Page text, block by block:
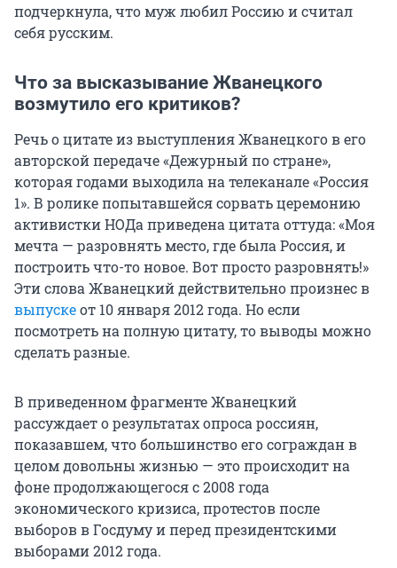
подчеркнула, что муж любил Россию и считал
себя русским.
Что за высказывание Жванецкого
возмутило его критиков?
Речь о цитате из выступления Жванецкого в его
авторской передаче «Дежурный по стране»,
которая годами выходила на телеканале «Россия
1». В ролике попытавшейся сорвать церемонию
активистки НОДа приведена цитата оттуда: «Моя
мечта — разровнять место, где была Россия, и
построить что-то новое. Вот просто разровнять!»
Эти слова Жванецкий действительно произнес в
выпускеот 10 января 2012 года. Но если
посмотреть на полную цитату, то выводы можно
сделать разные.
В приведенном фрагменте Жванецкий
рассуждает о результатах опроса россиян,
показавшем, что большинство его сограждан в
целом довольны жизнью — это происходит на
фоне продолжающегося с 2008 года
экономического кризиса, протестов после
выборов в Госдуму и перед президентскими
выборами 2012 года.